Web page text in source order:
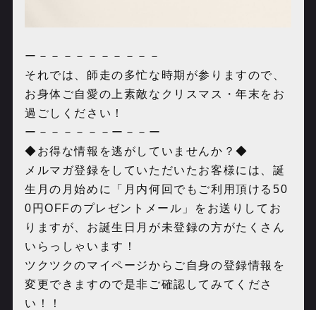
ー－－－－－－－－－－
それでは、師走の多忙な時期が参りますので、
お身体ご自愛の上素敵なクリスマス・年末をお
過ごしください！
ー－－－－－－ー－－ー
◆お得な情報を逃がしていませんか？◆
メルマガ登録をしていただいたお客様には、誕
生月の月始めに「月内何回でもご利用頂ける50
0円OFFのプレゼントメール」をお送りしてお
りますが、お誕生日月が未登録の方がたくさん
いらっしゃいます！
ツクツクのマイページからご自身の登録情報を
変更できますので是非ご確認してみてくださ
い！！